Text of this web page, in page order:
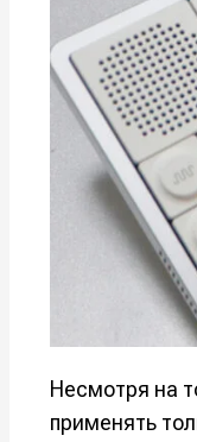
Несмотря на
применять